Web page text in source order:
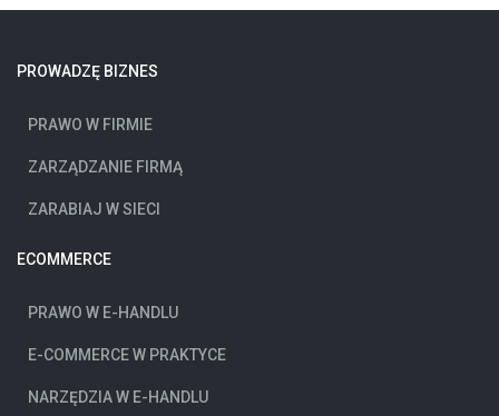
PROWADZĘ BIZNES
PRAWO W FIRMIE
ZARZĄDZANIE FIRMĄ
ZARABIAJ W SIECI
ECOMMERCE
PRAWO W E-HANDLU
E-COMMERCE W PRAKTYCE
NARZĘDZIA W E-HANDLU